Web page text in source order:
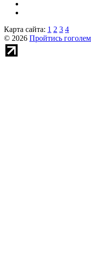
Карта сайта: 1 2 3 4
© 2026 Пройтись